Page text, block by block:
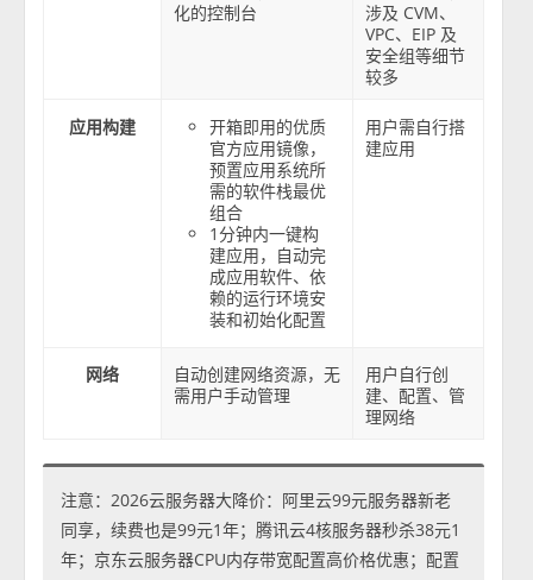
化的控制台
涉及 CVM、
VPC、EIP 及
安全组等细节
较多
应用构建
开箱即用的优质
官方应用镜像，
预置应用系统所
需的软件栈最优
组合
1分钟内一键构
建应用，自动完
成应用软件、依
赖的运行环境安
装和初始化配置
用户需自行搭
建应用
网络
自动创建网络资源，无
需用户手动管理
用户自行创
建、配置、管
理网络
注意：2026云服务器大降价：阿里云99元服务器新老
同享，续费也是99元1年；腾讯云4核服务器秒杀38元1
年；京东云服务器CPU内存带宽配置高价格优惠；配置